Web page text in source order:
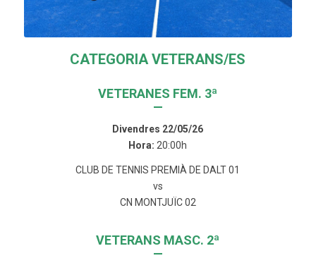
CATEGORIA VETERANS/ES
VETERANES FEM. 3ª
—
Divendres 22/05/26
Hora: 20:00h
CLUB DE TENNIS PREMIÀ DE DALT 01
vs
CN MONTJUÏC 02
VETERANS MASC. 2ª
—